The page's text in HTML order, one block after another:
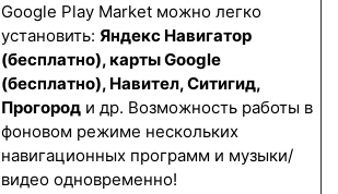
Google Play Market можно легко
установить: Яндекс Навигатор
(бесплатно), карты Google
(бесплатно), Навител, Ситигид,
Прогород и др. Возможность работы в
фоновом режиме нескольких
навигационных программ и музыки/
видео одновременно!